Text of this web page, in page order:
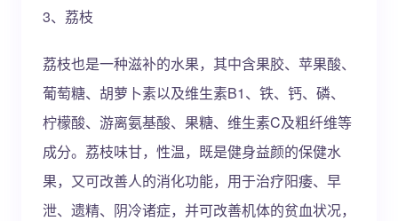
3、荔枝
荔枝也是一种滋补的水果，其中含果胶、苹果酸、
葡萄糖、胡萝卜素以及维生素B1、铁、钙、磷、
柠檬酸、游离氨基酸、果糖、维生素C及粗纤维等
成分。荔枝味甘，性温，既是健身益颜的保健水
果，又可改善人的消化功能，用于治疗阳痿、早
泄、遗精、阴冷诸症，并可改善机体的贫血状况，